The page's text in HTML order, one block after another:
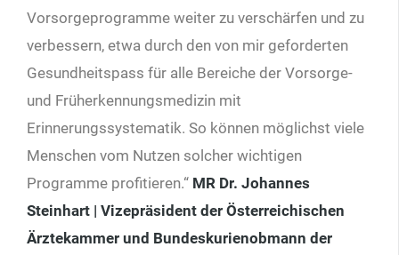
Vorsorgeprogramme weiter zu verschärfen und zu
verbessern, etwa durch den von mir geforderten
Gesundheitspass für alle Bereiche der Vorsorge-
und Früherkennungsmedizin mit
Erinnerungssystematik. So können möglichst viele
Menschen vom Nutzen solcher wichtigen
Programme profitieren.“ MR Dr. Johannes
Steinhart | Vizepräsident der Österreichischen
Ärzte­kammer und Bundeskurienobmann der